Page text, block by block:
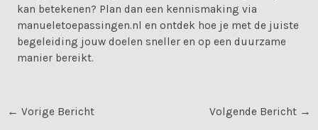
kan betekenen? Plan dan een kennismaking via
manueletoepassingen.nl en ontdek hoe je met de juiste
begeleiding jouw doelen sneller en op een duurzame
manier bereikt.
Bericht
navigatie
← Vorige Bericht Volgende Bericht →